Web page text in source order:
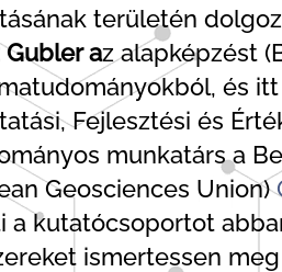
területén
Gubler az alapképzést
és
Fejlesztési és
munkatárs a
Geosciences Union)
kutatócsoportot
ismertessen